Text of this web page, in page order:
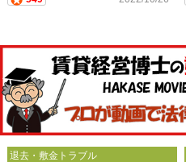
退去・敷金トラブル